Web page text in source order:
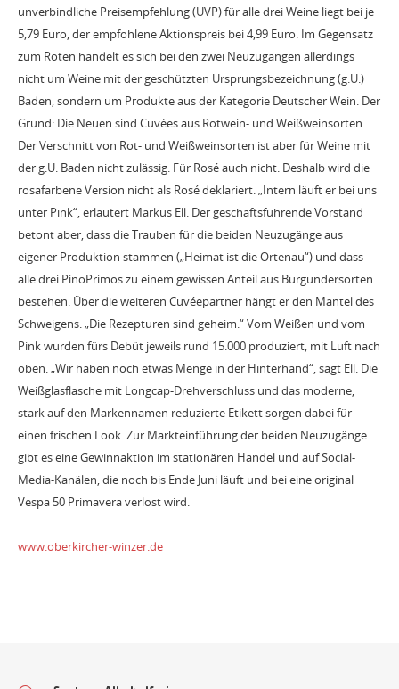
unverbindliche Preisempfehlung (UVP) für alle drei Weine liegt bei je
5,79 Euro, der empfohlene Aktionspreis bei 4,99 Euro. Im Gegensatz
zum Roten handelt es sich bei den zwei Neuzugängen allerdings
nicht um Weine mit der geschützten Ursprungsbezeichnung (g.U.)
Baden, sondern um Produkte aus der Kategorie Deutscher Wein. Der
Grund: Die Neuen sind Cuvées aus Rotwein- und Weißweinsorten.
Der Verschnitt von Rot- und Weißweinsorten ist aber für Weine mit
der g.U. Baden nicht zulässig. Für Rosé auch nicht. Deshalb wird die
rosafarbene Version nicht als Rosé deklariert. „Intern läuft er bei uns
unter Pink“, erläutert Markus Ell. Der geschäftsführende Vorstand
betont aber, dass die Trauben für die beiden Neuzugänge aus
eigener Produktion stammen („Heimat ist die Ortenau“) und dass
alle drei PinoPrimos zu einem gewissen Anteil aus Burgundersorten
bestehen. Über die weiteren Cuvéepartner hängt er den Mantel des
Schweigens. „Die Rezepturen sind geheim.“ Vom Weißen und vom
Pink wurden fürs Debüt jeweils rund 15.000 produziert, mit Luft nach
oben. „Wir haben noch etwas Menge in der Hinterhand“, sagt Ell. Die
Weißglasflasche mit Longcap-Drehverschluss und das moderne,
stark auf den Markennamen reduzierte Etikett sorgen dabei für
einen frischen Look. Zur Markteinführung der beiden Neuzugänge
gibt es eine Gewinnaktion im stationären Handel und auf Social-
Media-Kanälen, die noch bis Ende Juni läuft und bei eine original
Vespa 50 Primavera verlost wird.
www.oberkircher-winzer.de